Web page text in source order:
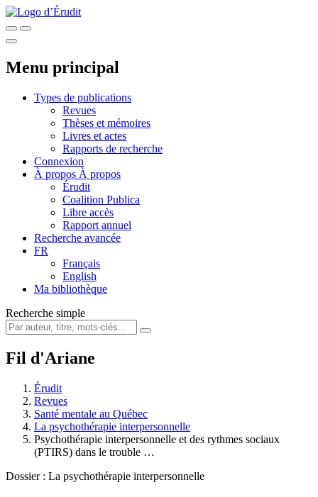
Menu principal
Types de publications
Revues
Thèses et mémoires
Livres et actes
Rapports de recherche
Connexion
À propos À propos
Érudit
Coalition Publica
Libre accès
Rapport annuel
Recherche avancée
FR
Français
English
Ma bibliothèque
Recherche simple
Fil d'Ariane
Érudit
Revues
Santé mentale au Québec
La psychothérapie interpersonnelle
Psychothérapie interpersonnelle et des rythmes sociaux
(PTIRS) dans le trouble …
Dossier : La psychothérapie interpersonnelle